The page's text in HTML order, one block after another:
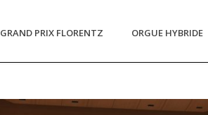
GRAND PRIX FLORENTZ ORGUE HYBRIDE